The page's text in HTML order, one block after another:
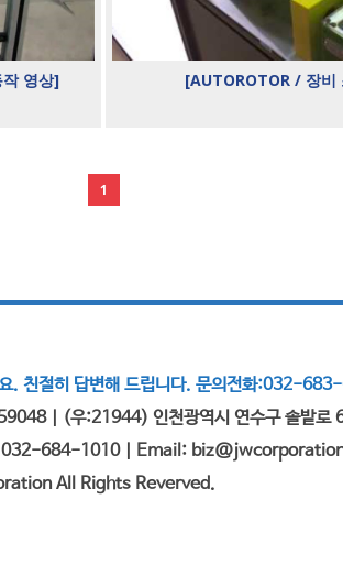
영상] [AUTOROTOR / 장비
1
. 친절히 답변해 드립니다. 문의전화:032-
| (우:21944) 인천광역시 연수구 솔밭로
684-1010 | Email:
All Rights Reverved.